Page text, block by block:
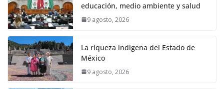
educación, medio ambiente y salud
9 agosto, 2026
La riqueza indígena del Estado de
México
9 agosto, 2026